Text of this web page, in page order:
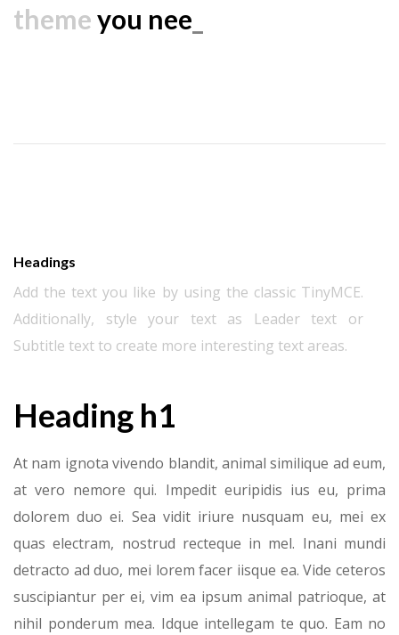
themeyou needed t
Headings
Add the text you like by using the classic TinyMCE.
Additionally, style your text as Leader text or
Subtitle text to create more interesting text areas.
Heading h1
At nam ignota vivendo blandit, animal similique ad eum,
at vero nemore qui. Impedit euripidis ius eu, prima
dolorem duo ei. Sea vidit iriure nusquam eu, mei ex
quas electram, nostrud recteque in mel. Inani mundi
detracto ad duo, mei lorem facer iisque ea. Vide ceteros
suscipiantur per ei, vim ea ipsum animal patrioque, at
nihil ponderum mea. Idque intellegam te quo. Eam no